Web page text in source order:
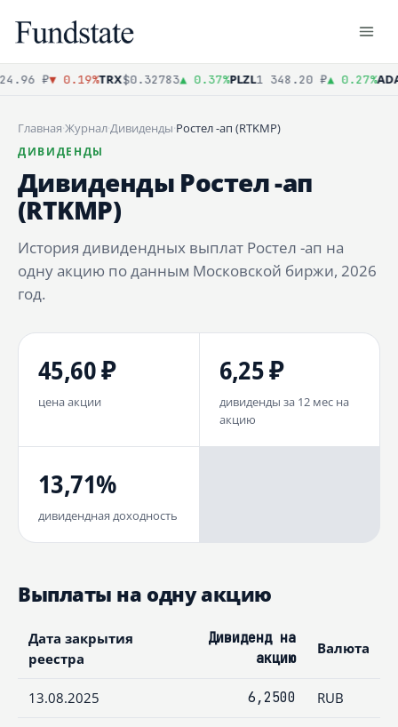
₽ ▼ 0.19%TRX$0.32783▲ 0.37%PLZL1 348.20 ₽ ▲ 0.27%ADA
Главная·Журнал·Дивиденды·Ростел -ап (RTKMP)
ДИВИДЕНДЫ
Дивиденды Ростел -ап
(RTKMP)
История дивидендных выплат Ростел -ап на
одну акцию по данным Московской биржи, 2026
год.
45,60 ₽
цена акции
6,25 ₽
дивиденды за 12 мес на
акцию
13,71%
дивидендная доходность
Выплаты на одну акцию
Дата закрытия
реестра
Дивиденд на
акцию
Валюта
13.08.2025 6,2500 RUB